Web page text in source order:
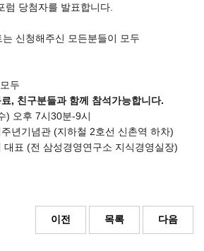
럼 당첨자를 발표합니다.
신청해주신 모든분들이 모두
두
, 친구분들과 함께 참석가능합니다.
) 오후 7시30분-9시
년기념관 (지하철 2호선 신촌역 하차)
대표 (전 삼성경영연구소 지식경영실장)
이전 목록 다음